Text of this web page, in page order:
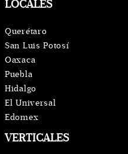
VERTICALES
LOCALES
Querétaro
San Luis Potosí
Oaxaca
Puebla
Hidalgo
El Universal
Edomex